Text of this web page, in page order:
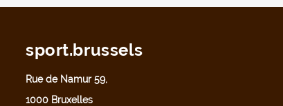
sport.brussels
Rue de Namur 59,
1000 Bruxelles